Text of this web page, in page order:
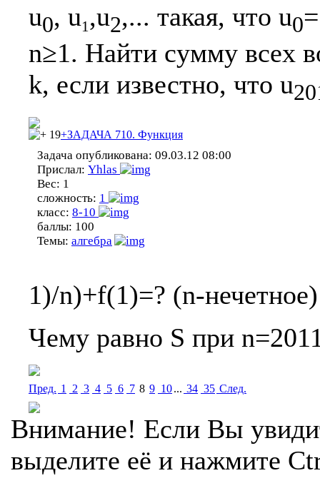
u0, u1,u2,... такая, что u0
n≥1. Найти сумму всех
k, если известно, что u
19+ЗАДАЧА 710. Функция
Задача опубликована: 09.03.12 08:00
Прислал: Yhlas
Вес: 1
сложность: 1
класс: 8-10
баллы: 100
Темы: алгебра
1)/n)+f(1)=? (n-нечетное)
Чему равно S при
Пред. 1 2 3 4 5 6 7 8 9 10... 34 35 Cлед.
Внимание! Если Вы
выделите её и нажмите